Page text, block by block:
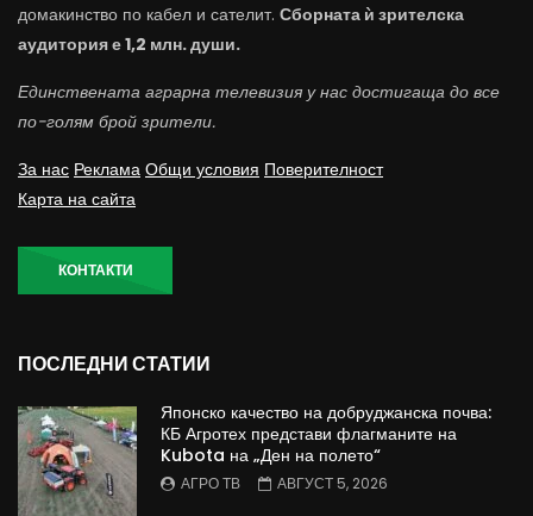
домакинство по кабел и сателит. Сборната ѝ зрителска
аудитория е 1,2 млн. души.
Единствената аграрна телевизия у нас достигаща до все
по-голям брой зрители.
За нас Реклама Общи условия Поверителност
Карта на сайта
КОНТАКТИ
ПОСЛЕДНИ СТАТИИ
Японско качество на добруджанска почва:
КБ Агротех представи флагманите на
Kubota на „Ден на полето“
АГРО ТВ АВГУСТ 5, 2026